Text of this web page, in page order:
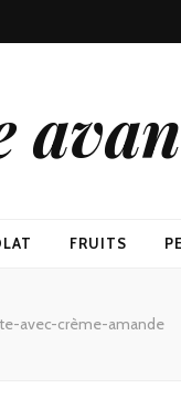
FRUITS
avec-crème-amande